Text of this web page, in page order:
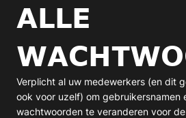
ALLE
Verplicht al uw medewerkers (en dit
ook voor uzelf) om gebruikersnamen
wachtwoorden te veranderen voor